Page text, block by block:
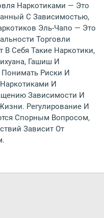
Наркотиками — Это
С Зависимостью,
Эль-Чапо — Это
Торговли
В Себя Такие Наркотики,
Гашиш И
Понимать Риски И
И
Зависимости И
Регулирование И
Спорным Вопросом,
Зависит От